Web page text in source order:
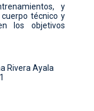
y
técnico y
los objetivos
Rivera Ayala